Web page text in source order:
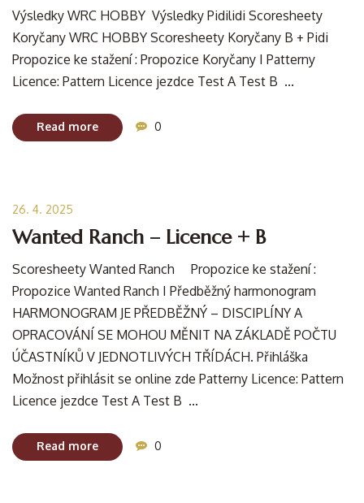
Výsledky WRC HOBBY Výsledky Pidilidi Scoresheety
Koryčany WRC HOBBY Scoresheety Koryčany B + Pidi
Propozice ke stažení : Propozice Koryčany I Patterny
Licence: Pattern Licence jezdce Test A Test B ...
Read more 0
26. 4. 2025
Wanted Ranch – Licence + B
Scoresheety Wanted Ranch Propozice ke stažení :
Propozice Wanted Ranch I Předběžný harmonogram
HARMONOGRAM JE PŘEDBĚŽNÝ – DISCIPLÍNY A
OPRACOVÁNÍ SE MOHOU MĚNIT NA ZÁKLADĚ POČTU
ÚČASTNÍKŮ V JEDNOTLIVÝCH TŘÍDÁCH. Přihláška
Možnost přihlásit se online zde Patterny Licence: Pattern
Licence jezdce Test A Test B ...
Read more 0